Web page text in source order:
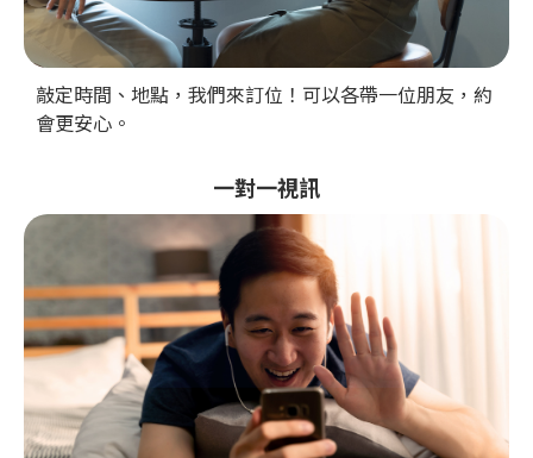
敲定時間、地點，我們來訂位！可以各帶一位朋友，約
會更安心。
一對一視訊